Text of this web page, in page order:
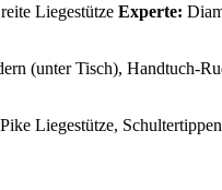
Liegestütze Experte:
(unter Tisch), Handtuch-
Liegestütze,